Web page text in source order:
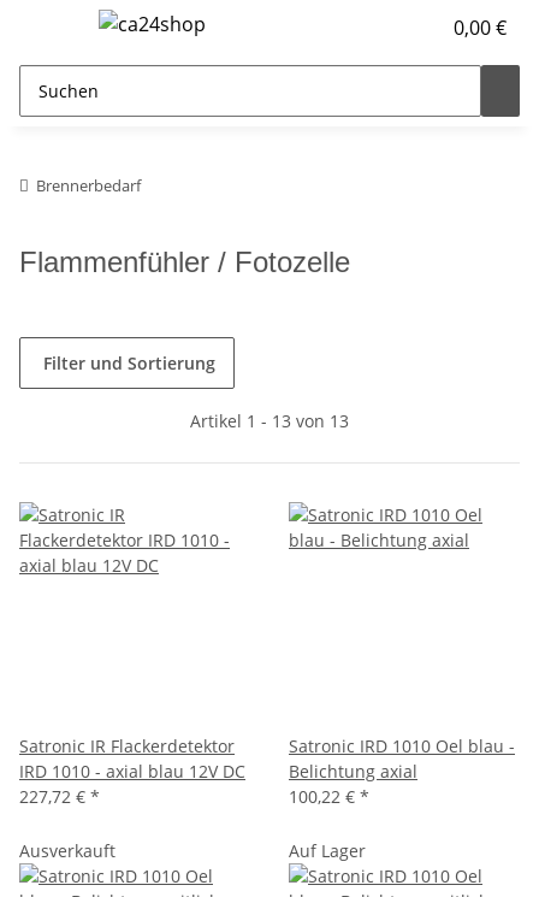
0,00 €
Brennerbedarf
Flammenfühler / Fotozelle
Filter und Sortierung
Artikel 1 - 13 von 13
Satronic IR Flackerdetektor
IRD 1010 - axial blau 12V DC
227,72 € *
Satronic IRD 1010 Oel blau -
Belichtung axial
100,22 € *
Ausverkauft Auf Lager